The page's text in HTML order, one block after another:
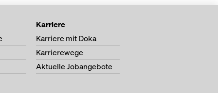
Karriere
Karriere mit Doka
Karrierewege
Aktuelle Jobangebote